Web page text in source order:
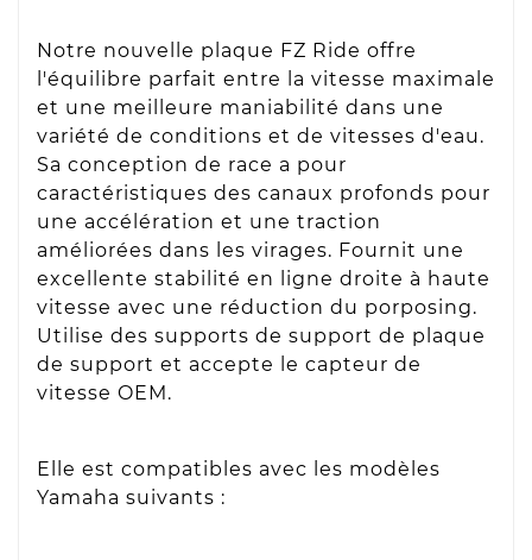
Notre nouvelle plaque FZ Ride offre
l'équilibre parfait entre la vitesse maximale
et une meilleure maniabilité dans une
variété de conditions et de vitesses d'eau.
Sa conception de race a pour
caractéristiques des canaux profonds pour
une accélération et une traction
améliorées dans les virages. Fournit une
excellente stabilité en ligne droite à haute
vitesse avec une réduction du porposing.
Utilise des supports de support de plaque
de support et accepte le capteur de
vitesse OEM.
Elle est compatibles avec les modèles
Yamaha suivants :